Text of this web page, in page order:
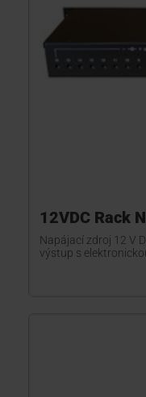
12VDC Rack
Napájací zdroj 12 V
výstup s